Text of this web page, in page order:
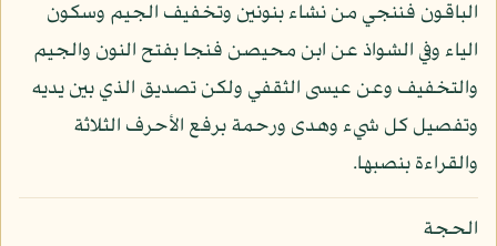
الباقون فننجي من نشاء بنونين وتخفيف الجيم وسكون
الياء وفي الشواذ عن ابن محيصن فنجا بفتح النون والجيم
والتخفيف وعن عيسى الثقفي ولكن تصديق الذي بين يديه
وتفصيل كل شيء وهدى ورحمة برفع الأحرف الثلاثة
والقراءة بنصبها.
الحجة